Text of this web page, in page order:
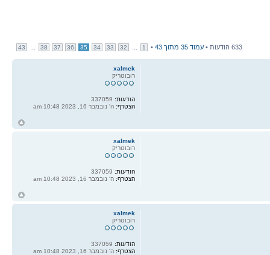
633 הודעות • עמוד 35 מתוך 43
•
1
32
33
34
35
36
37
38
43
xalmek
רובוטריק
הודעות:
הצטרף: ה' נובמבר 16, 2023 10:48 am
xalmek
רובוטריק
הודעות:337059
הצטרף:ה' נובמבר 16, 2023 10:48 am
xalmek
רובוטריק
הודעות:
הצטרף: ה' נובמבר 16, 2023 10:48 am